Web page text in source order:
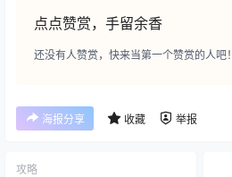
点点赞赏，手留余香
还没有人赞赏，快来当第一个赞赏的人吧！
海报分享 收藏 举报
攻略